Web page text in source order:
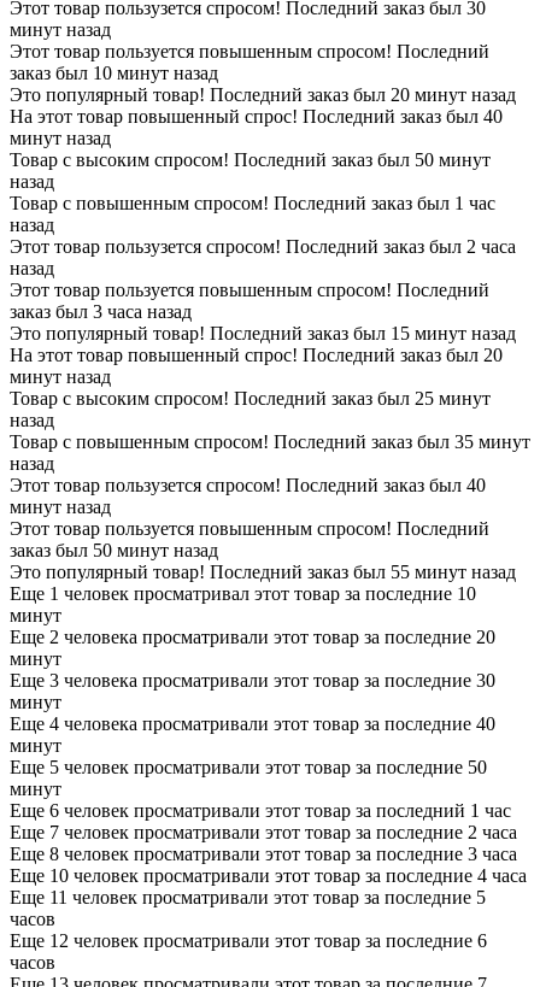
Этот товар пользузется спросом! Последний заказ был 30
минут назад
Этот товар пользуется повышенным спросом! Последний
заказ был 10 минут назад
Это популярный товар! Последний заказ был 20 минут назад
На этот товар повышенный спрос! Последний заказ был 40
минут назад
Товар с высоким спросом! Последний заказ был 50 минут
назад
Товар с повышенным спросом! Последний заказ был 1 час
назад
Этот товар пользузется спросом! Последний заказ был 2 часа
назад
Этот товар пользуется повышенным спросом! Последний
заказ был 3 часа назад
Это популярный товар! Последний заказ был 15 минут назад
На этот товар повышенный спрос! Последний заказ был 20
минут назад
Товар с высоким спросом! Последний заказ был 25 минут
назад
Товар с повышенным спросом! Последний заказ был 35 минут
назад
Этот товар пользузется спросом! Последний заказ был 40
минут назад
Этот товар пользуется повышенным спросом! Последний
заказ был 50 минут назад
Это популярный товар! Последний заказ был 55 минут назад
Еще 1 человек просматривал этот товар за последние 10
минут
Еще 2 человека просматривали этот товар за последние 20
минут
Еще 3 человека просматривали этот товар за последние 30
минут
Еще 4 человека просматривали этот товар за последние 40
минут
Еще 5 человек просматривали этот товар за последние 50
минут
Еще 6 человек просматривали этот товар за последний 1 час
Еще 7 человек просматривали этот товар за последние 2 часа
Еще 8 человек просматривали этот товар за последние 3 часа
Еще 10 человек просматривали этот товар за последние 4 часа
Еще 11 человек просматривали этот товар за последние 5
часов
Еще 12 человек просматривали этот товар за последние 6
часов